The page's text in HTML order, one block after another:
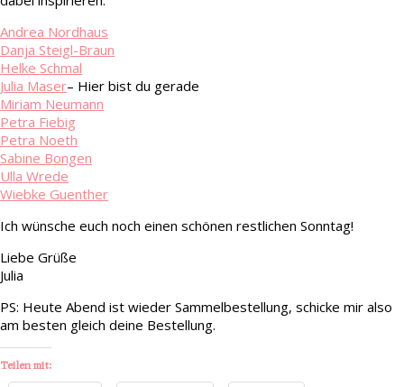
Andrea Nordhaus
Danja Steigl-Braun
Helke Schmal
Julia Maser– Hier bist du gerade
Miriam Neumann
Petra Fiebig
Petra Noeth
Sabine Bongen
Ulla Wrede
Wiebke Guenther
Ich wünsche euch noch einen schönen restlichen Sonntag!
Liebe Grüße
Julia
PS: Heute Abend ist wieder Sammelbestellung, schicke mir also
am besten gleich deine Bestellung.
Teilen mit: